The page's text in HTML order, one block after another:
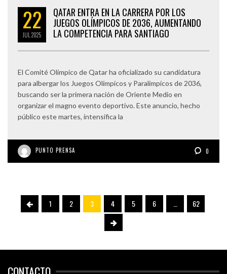
22
JUL 2025
QATAR ENTRA EN LA CARRERA POR LOS
JUEGOS OLÍMPICOS DE 2036, AUMENTANDO
LA COMPETENCIA PARA SANTIAGO
El Comité Olímpico de Qatar ha oficializado su candidatura
para albergar los Juegos Olímpicos y Paralímpicos de 2036,
buscando ser la primera nación de Oriente Medio en
organizar el magno evento deportivo. Este anuncio, hecho
público este martes, intensifica la
PUNTO PRENSA 0
1 2 3 4 5 6 62